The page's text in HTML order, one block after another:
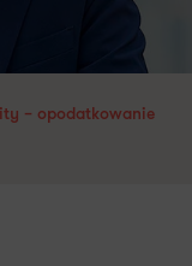
– opodatkowanie